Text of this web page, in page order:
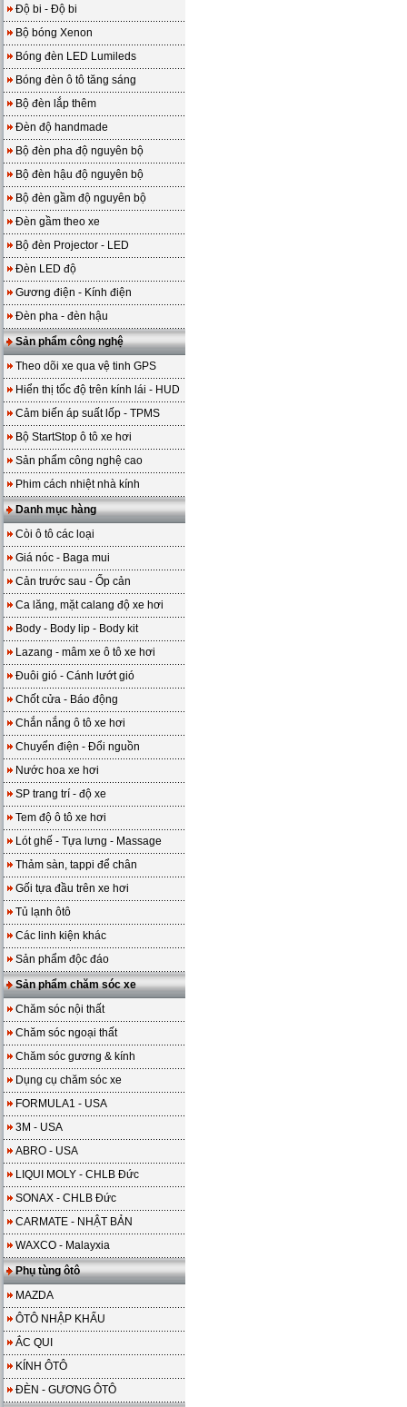
Độ bi - Độ bi
Bộ bóng Xenon
Bóng đèn LED Lumileds
Bóng đèn ô tô tăng sáng
Bộ đèn lắp thêm
Đèn độ handmade
Bộ đèn pha độ nguyên bộ
Bộ đèn hậu độ nguyên bộ
Bộ đèn gầm độ nguyên bộ
Đèn gầm theo xe
Bộ đèn Projector - LED
Đèn LED độ
Gương điện - Kính điện
Đèn pha - đèn hậu
Sản phẩm công nghệ
Theo dõi xe qua vệ tinh GPS
Hiển thị tốc độ trên kính lái - HUD
Cảm biến áp suất lốp - TPMS
Bộ StartStop ô tô xe hơi
Sản phẩm công nghệ cao
Phim cách nhiệt nhà kính
Danh mục hàng
Còi ô tô các loại
Giá nóc - Baga mui
Cản trước sau - Ốp cản
Ca lăng, mặt calang độ xe hơi
Body - Body lip - Body kit
Lazang - mâm xe ô tô xe hơi
Đuôi gió - Cánh lướt gió
Chốt cửa - Báo động
Chắn nắng ô tô xe hơi
Chuyển điện - Đổi nguồn
Nước hoa xe hơi
SP trang trí - độ xe
Tem độ ô tô xe hơi
Lót ghế - Tựa lưng - Massage
Thảm sàn, tappi để chân
Gối tựa đầu trên xe hơi
Tủ lạnh ôtô
Các linh kiện khác
Sản phẩm độc đáo
Sản phẩm chăm sóc xe
Chăm sóc nội thất
Chăm sóc ngoại thất
Chăm sóc gương & kính
Dụng cụ chăm sóc xe
FORMULA1 - USA
3M - USA
ABRO - USA
LIQUI MOLY - CHLB Đức
SONAX - CHLB Đức
CARMATE - NHẬT BẢN
WAXCO - Malayxia
Phụ tùng ôtô
MAZDA
ÔTÔ NHẬP KHẨU
ẮC QUI
KÍNH ÔTÔ
ĐÈN - GƯƠNG ÔTÔ